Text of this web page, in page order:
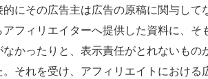
にその広告主は広告の原稿に関与して
フィリエイターへ提供した資料に、そ
かったりと、表示責任がとれないもの
それを受け、アフィリエイトにおける